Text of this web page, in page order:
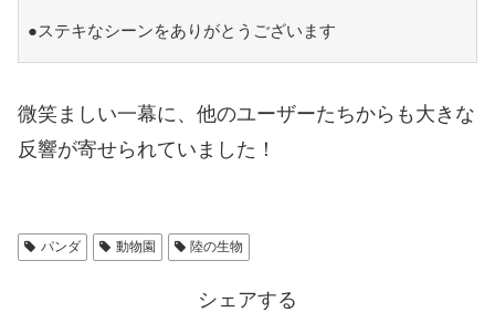
●ステキなシーンをありがとうございます
微笑ましい一幕に、他のユーザーたちからも大きな
反響が寄せられていました！
パンダ 動物園 陸の生物
シェアする